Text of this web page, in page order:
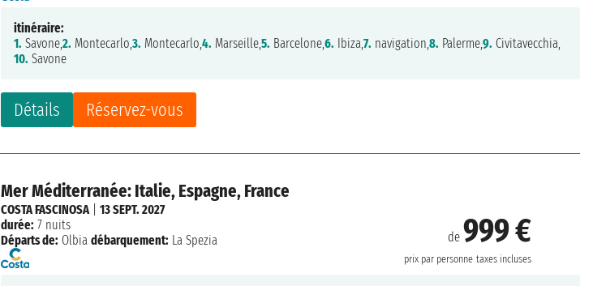
Détails Réservez-vous
itinéraire:
1. Savone,2. Montecarlo,3. Montecarlo,4. Marseille,5. Barcelone,6. Ibiza,7. navigation,8. Palerme,9. Civitavecchia,
10. Savone
Mer Méditerranée: Italie, Espagne, France
de 999 €
prix par personne taxes incluses
COSTA FASCINOSA|13 SEPT. 2027
durée: 7 nuits
Départs de: Olbia débarquement: La Spezia